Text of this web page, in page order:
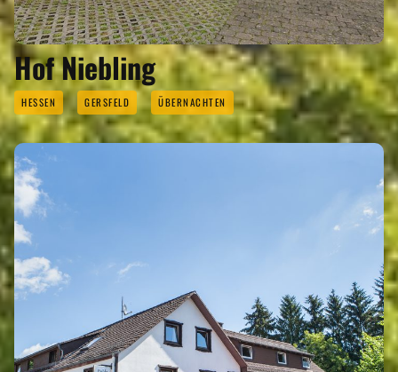
Hof Niebling
HESSEN GERSFELD ÜBERNACHTEN